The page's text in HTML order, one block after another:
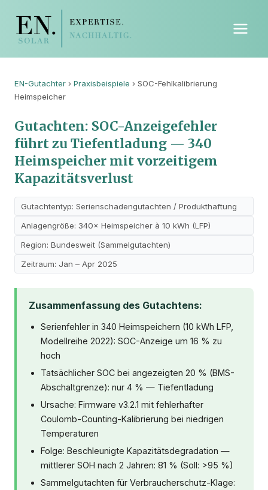
EN-Gutachter › Praxisbeispiele › SOC-Fehlkalibrierung
Heimspeicher
Gutachten: SOC-Anzeigefehler
führt zu Tiefentladung — 340
Heimspeicher mit vorzeitigem
Kapazitätsverlust
Gutachtentyp: Serienschadengutachten / Produkthaftung
Anlagengröße: 340× Heimspeicher à 10 kWh (LFP)
Region: Bundesweit (Sammelgutachten)
Zeitraum: Jan – Apr 2025
Zusammenfassung des Gutachtens:
Serienfehler in 340 Heimspeichern (10 kWh LFP,
Modellreihe 2022): SOC-Anzeige um 16 % zu
hoch
Tatsächlicher SOC bei angezeigten 20 % (BMS-
Abschaltgrenze): nur 4 % — Tiefentladung
Ursache: Firmware v3.2.1 mit fehlerhafter
Coulomb-Counting-Kalibrierung bei niedrigen
Temperaturen
Folge: Beschleunigte Kapazitätsdegradation —
mittlerer SOH nach 2 Jahren: 81 % (Soll: >95 %)
Sammelgutachten für Verbraucherschutz-Klage: